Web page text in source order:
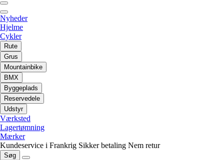
Nyheder
Hjelme
Cykler
Rute
Grus
Mountainbike
BMX
Byggeplads
Reservedele
Udstyr
Værksted
Lagertømning
Mærker
Kundeservice i Frankrig Sikker betaling Nem retur
Søg